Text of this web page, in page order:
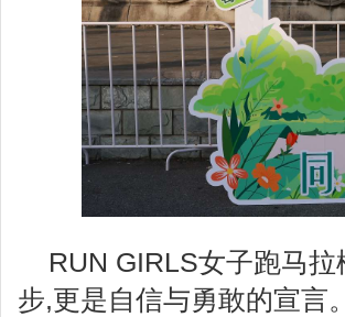
RUN GIRLS女子跑马
步,更是自信与勇敢的宣言